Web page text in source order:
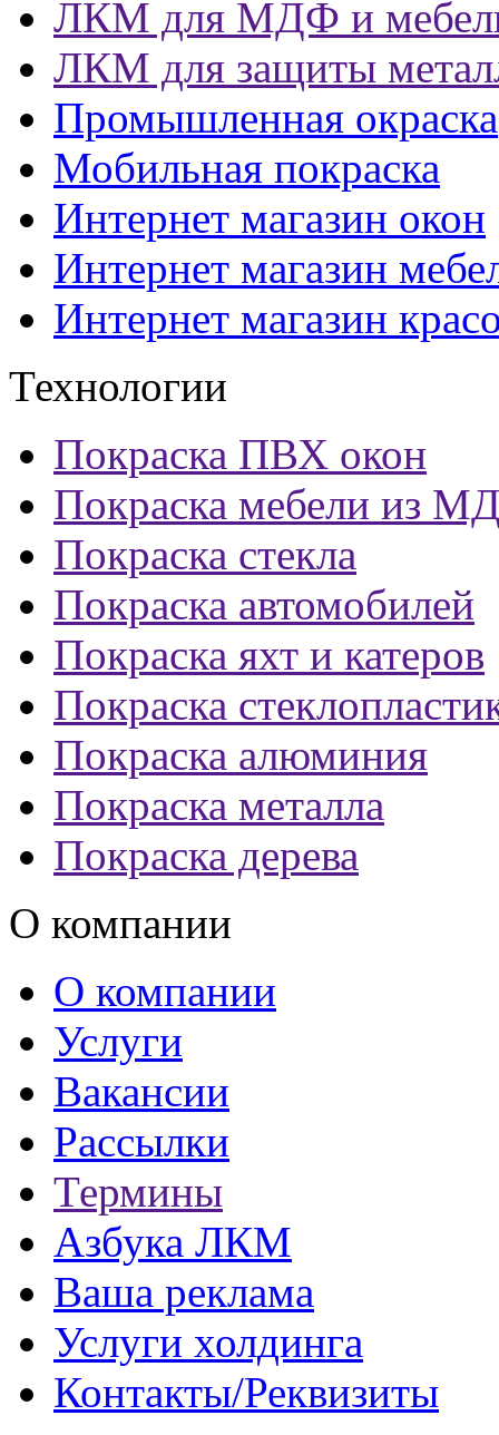
ЛКМ для МДФ и
ЛКМ для защиты
Промышленная окраска
Мобильная покраска
Интернет магазин окон
Интернет магазин
Интернет магазин
Технологии
Покраска ПВХ окон
Покраска мебели из
Покраска стекла
Покраска автомобилей
Покраска яхт и катеров
Покраска
Покраска алюминия
Покраска металла
Покраска дерева
О компании
О компании
Услуги
Вакансии
Рассылки
Термины
Азбука ЛКМ
Ваша реклама
Услуги холдинга
Контакты/Реквизиты